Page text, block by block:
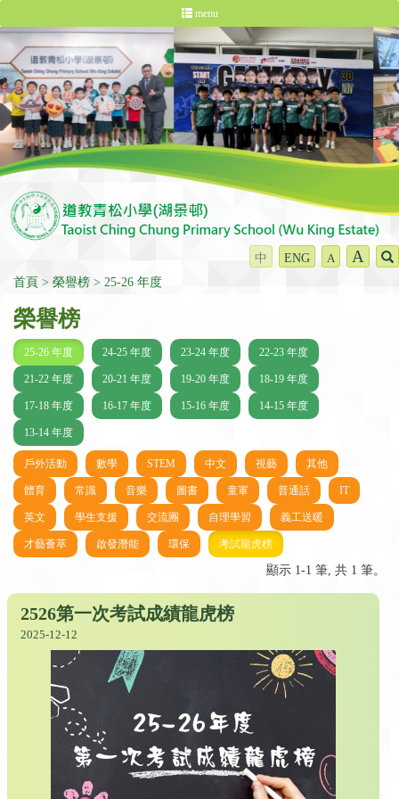
menu
中 ENG A A
首頁 榮譽榜 25-26 年度
榮譽榜
25-26 年度 24-25 年度 23-24 年度 22-23 年度
21-22 年度 20-21 年度 19-20 年度 18-19 年度
17-18 年度 16-17 年度 15-16 年度 14-15 年度
13-14 年度
戶外活動 數學 STEM 中文 視藝 其他
體育 常識 音樂 圖書 童軍 普通話 IT
英文 學生支援 交流團 自理學習 義工送暖
才藝薈萃 啟發潛能 環保 考試龍虎榜
顯示 1-1 筆, 共 1 筆。
2526第一次考試成績龍虎榜
2025-12-12